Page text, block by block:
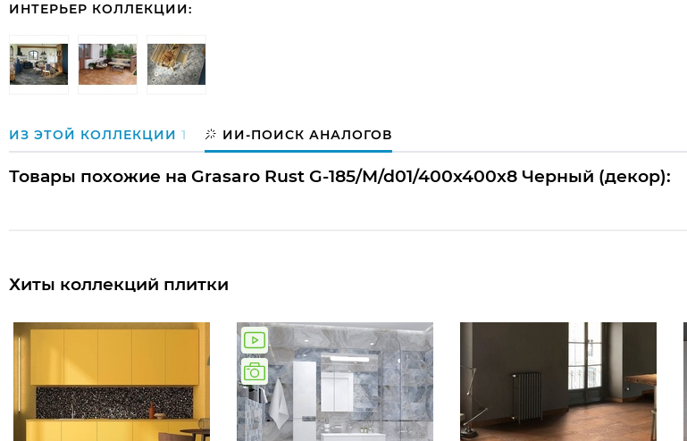
ИНТЕРЬЕР КОЛЛЕКЦИИ:
ИЗ ЭТОЙ КОЛЛЕКЦИИ 1 ИИ-ПОИСК АНАЛОГОВ
Товары похожие на Grasaro Rust G-185/M/d01/400x400x8 Черный (декор):
Хиты коллекций плитки